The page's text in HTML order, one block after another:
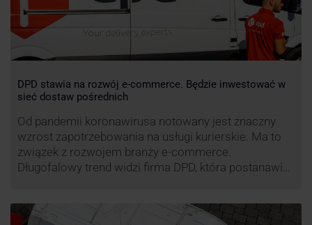
DPD stawia na rozwój e-commerce. Będzie inwestować w
sieć dostaw pośrednich
Od pandemii koronawirusa notowany jest znaczny
wzrost zapotrzebowania na usługi kurierskie. Ma to
związek z rozwojem branży e-commerce.
Długofalowy trend widzi firma DPD, która postanawia
usługi DPD Pickup. Firma już teraz chwali się danymi.